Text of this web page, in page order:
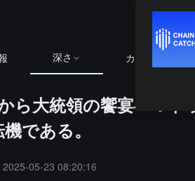
深さ カレンダー
ら大統領の饗宴へ：
である。
で最も権力を持つ人物として、トランプ
2025-05-23 08:20:16